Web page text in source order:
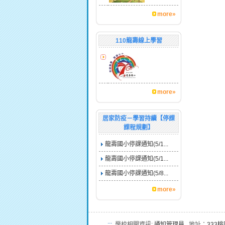
more»
110龍壽線上學習
more»
居家防疫－學習持續【停課
課程規劃】
龍壽國小停課通知(5/1...
龍壽國小停課通知(5/1...
龍壽國小停課通知(5/8...
more»